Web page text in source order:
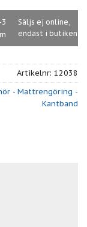
Säljs ej online,
endast i butiken
Artikelnr: 12038
- Mattrengöring -
Kantband